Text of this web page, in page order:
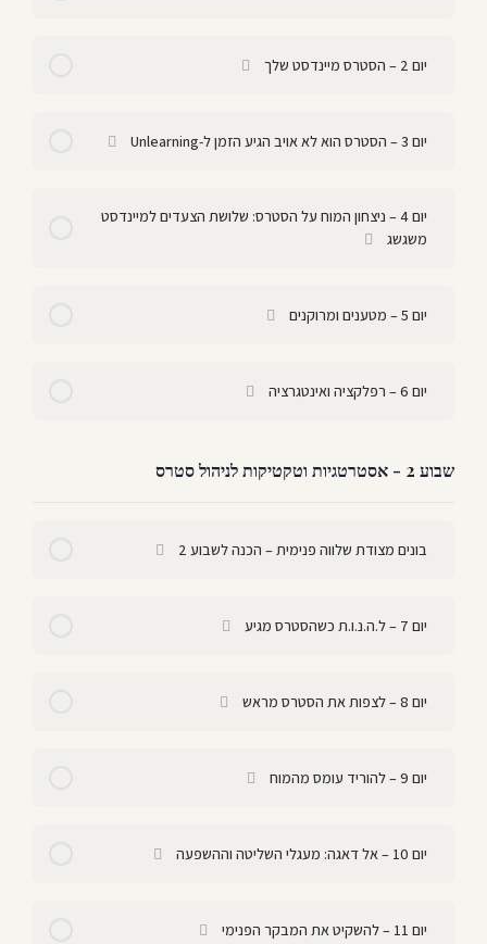
יום 2 – הסטרס מיינדסט שלך
יום 3 – הסטרס הוא לא אויב הגיע הזמן ל-Unlearning
יום 4 – ניצחון המוח על הסטרס: שלושת הצעדים למיינדסט
משגשג
יום 5 – מטענים ומרוקנים
יום 6 – רפלקציה ואינטגרציה
שבוע 2 - אסטרטגיות וטקטיקות לניהול סטרס
בונים מצודת שלווה פנימית – הכנה לשבוע 2
יום 7 – ל.ה.נ.ו.ת כשהסטרס מגיע
יום 8 – לצפות את הסטרס מראש
יום 9 – להוריד עומס מהמוח
יום 10 – אל דאגה: מעגלי השליטה וההשפעה
יום 11 – להשקיט את המבקר הפנימי